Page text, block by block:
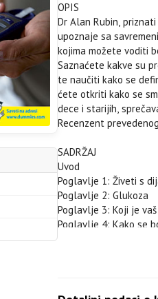
OPIS
Dr Alan Rubin,
upoznaje sa
kojima možete voditi
Saznaćete kakve su
te naučiti kako se
ćete otkriti kako se
dece i starijih,
Recenzent
SADRŽAJ
Uvod
Poglavlje 1: Živeti s
Poglavlje 2: Glukoza
Poglavlje 3: Koji je
Poglavlje 4: Kako se
Poglavlje 5:
Poglavlje 6: